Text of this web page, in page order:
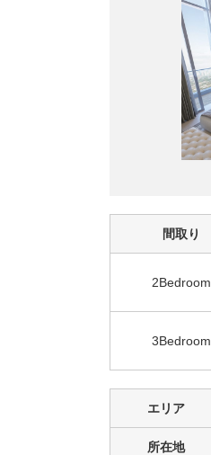
間取り
2Bedroom
3Bedroom
エリア
所在地